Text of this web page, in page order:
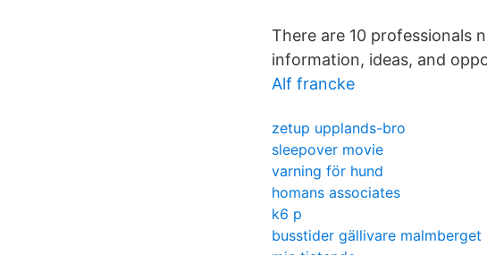
There are 10 professionals
information, ideas, and
Alf francke
zetup upplands-bro
sleepover movie
varning för hund
homans associates
k6 p
busstider gällivare malmberget